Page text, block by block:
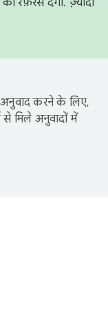
रेफ़रंस देगी. ज़्यादा
करने के लिए,
मिले अनुवादों में